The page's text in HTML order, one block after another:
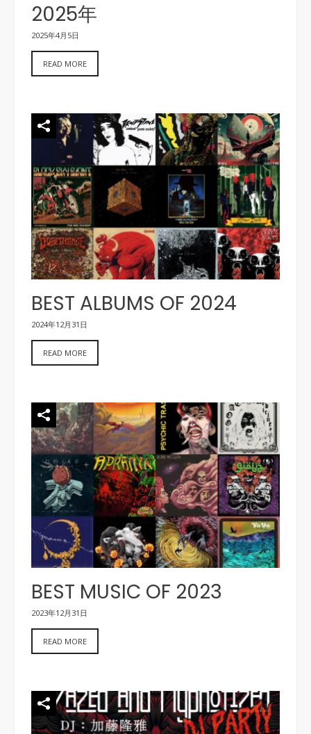
2025年
2025年4月5日
READ MORE
BEST ALBUMS OF 2024
2024年12月31日
READ MORE
BEST MUSIC OF 2023
2023年12月31日
READ MORE